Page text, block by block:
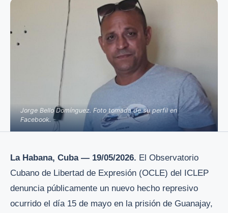
Jorge Bello Domínguez. Foto tomada de su perfil en
Facebook.
La Habana, Cuba — 19/05/2026. El Observatorio
Cubano de Libertad de Expresión (OCLE) del ICLEP
denuncia públicamente un nuevo hecho represivo
ocurrido el día 15 de mayo en la prisión de Guanajay,